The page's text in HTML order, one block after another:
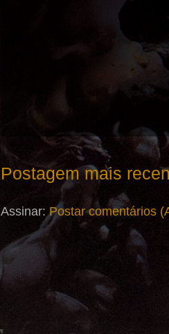
Postagem mais
Assinar:Postar comentários